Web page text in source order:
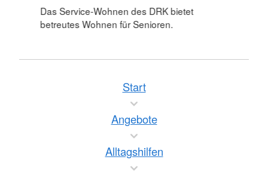
Das Service-Wohnen des DRK bietet
betreutes Wohnen für Senioren.
Start
Angebote
Alltagshilfen